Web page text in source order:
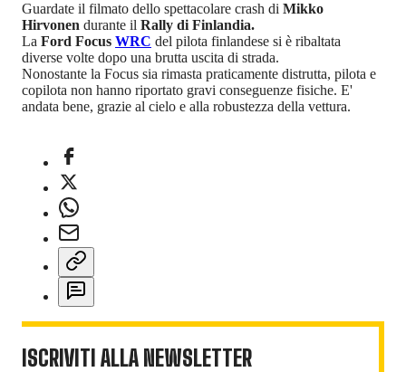
Guardate il filmato dello spettacolare crash di Mikko
Hirvonen durante il Rally di Finlandia.
La Ford Focus WRC del pilota finlandese si è ribaltata
diverse volte dopo una brutta uscita di strada.
Nonostante la Focus sia rimasta praticamente distrutta, pilota e
copilota non hanno riportato gravi conseguenze fisiche. E'
andata bene, grazie al cielo e alla robustezza della vettura.
ISCRIVITI ALLA NEWSLETTER